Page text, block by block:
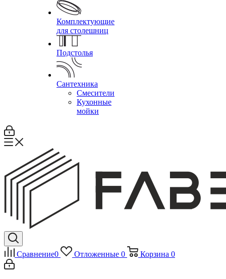
Комплектующие
для столешниц
Подстолья
Сантехника
Смесители
Кухонные
мойки
Сравнение0 Отложенные 0 Корзина 0